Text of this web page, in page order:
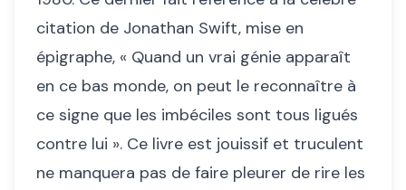
citation de Jonathan Swift, mise en
épigraphe, « Quand un vrai génie apparaît
en ce bas monde, on peut le reconnaître à
ce signe que les imbéciles sont tous ligués
contre lui ». Ce livre est jouissif et truculent
ne manquera pas de faire pleurer de rire les